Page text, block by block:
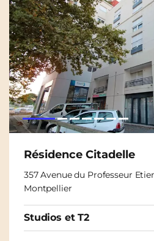
Résidence Citadelle
357 Avenue du Professeur
Montpellier
Studios et T2